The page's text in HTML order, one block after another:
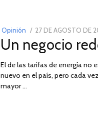
Opinión
POSTED
ON
27 DE AGOSTO DE
Un negocio
El de las tarifas de energía no
nuevo en el país, pero cada
mayor …